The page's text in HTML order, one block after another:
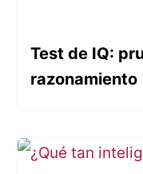
Test de IQ:
razonamiento